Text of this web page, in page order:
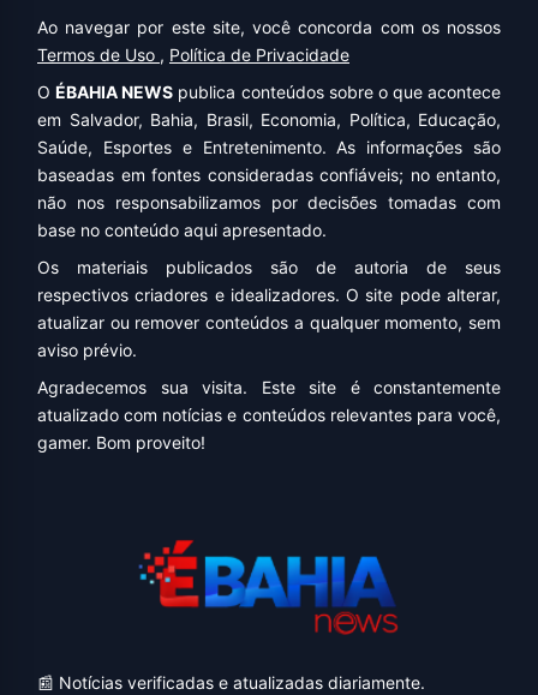
Ao navegar por este site, você concorda com os nossos
Termos de Uso , Política de Privacidade
OÉBAHIA NEWS publica conteúdos sobre o que acontece
em Salvador, Bahia, Brasil, Economia, Política, Educação,
Saúde, Esportes e Entretenimento. As informações são
baseadas em fontes consideradas confiáveis; no entanto,
não nos responsabilizamos por decisões tomadas com
base no conteúdo aqui apresentado.
Os materiais publicados são de autoria de seus
respectivos criadores e idealizadores. O site pode alterar,
atualizar ou remover conteúdos a qualquer momento, sem
aviso prévio.
Agradecemos sua visita. Este site é constantemente
atualizado com notícias e conteúdos relevantes para você,
gamer. Bom proveito!
📰 Notícias verificadas e atualizadas diariamente.